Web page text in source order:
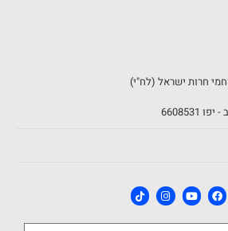
חרות ישראל (לח"י)